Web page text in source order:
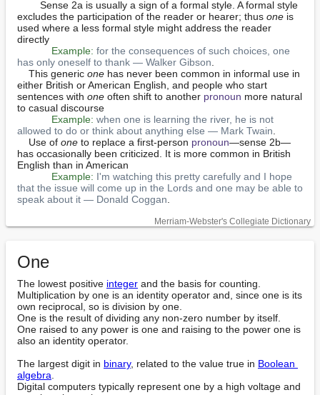
excludes the participation of the reader or hearer; thus one is
used where a less formal style might address the reader
directly
Example: for the consequences of such choices, one
has only oneself to thank — Walker Gibson
    This generic
one has never been common in informal use in
either British or American English, and people who start
sentences with one often shift to another pronoun more natural
to casual discourse
Example: when one is learning the river, he is not
allowed to do or think about anything else — Mark Twain
    Use of
one to replace a first-person pronoun—sense 2b—
has occasionally been criticized. It is more common in British
English than in American
Example: I'm watching this pretty carefully and I hope
that the issue will come up in the Lords and one may be able to
speak about it — Donald Coggan
Merriam-Webster's Collegiate Dictionary
One
The lowest positive integer and the basis for counting.
Multiplication by one is an identity operator and, since one is its
own reciprocal, so is division by one.
One is the result of dividing any non-zero number by itself.
One raised to any power is one and raising to the power one is
also an identity operator.
The largest digit in binary, related to the value true in Boolean
algebra
Digital computers typically represent one by a high voltage and